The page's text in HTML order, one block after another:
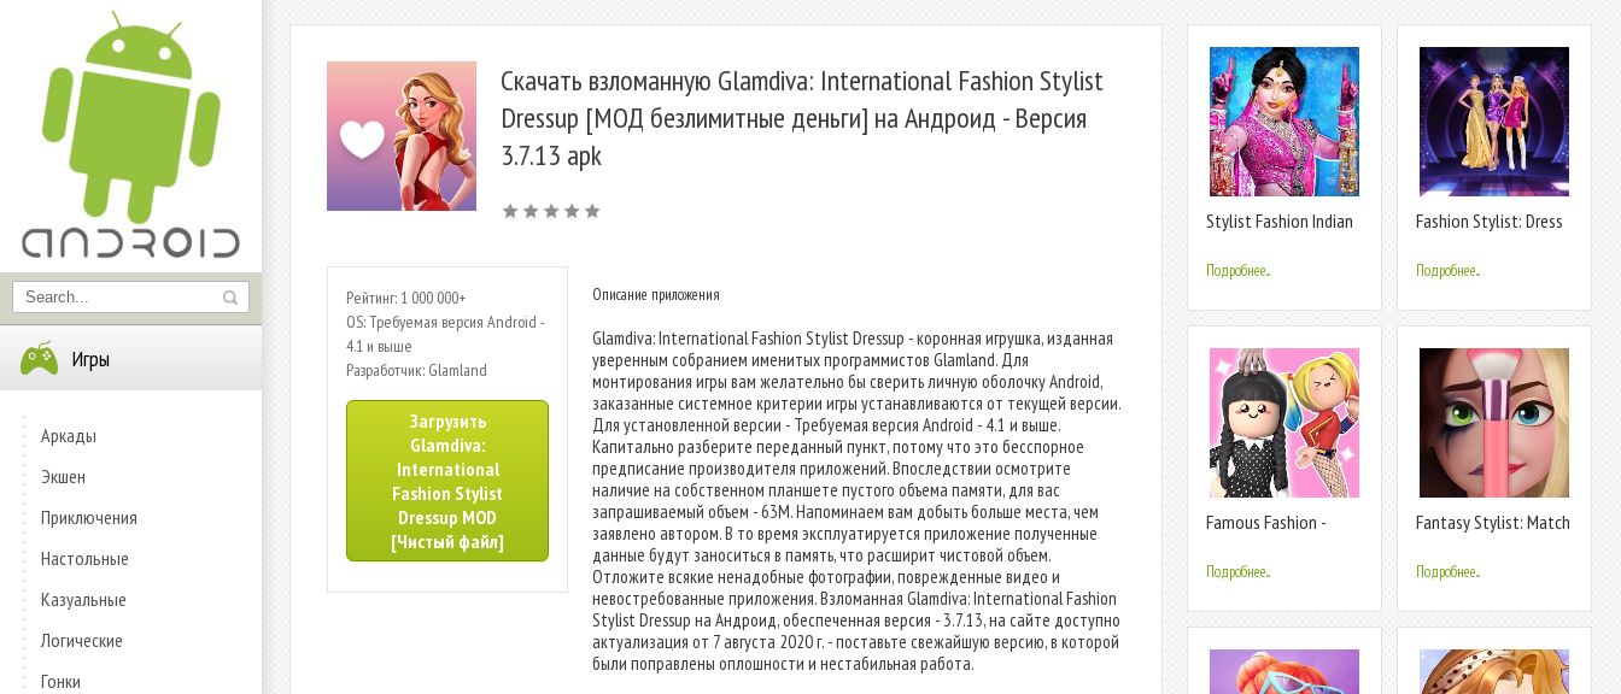
Игры
Аркады
Экшен
Приключения
Настольные
Казуальные
Логические
Гонки
Скачать взломанную Glamdiva: International Fashion Stylist
Dressup [МОД безлимитные деньги] на Андроид - Версия
3.7.13 apk
Рейтинг: 1 000 000+
OS: Требуемая версия Android -
4.1 и выше
Разработчик: Glamland
Загрузить
Glamdiva:
International
Fashion Stylist
Dressup MOD
[Чистый файл]
Описание приложения
Glamdiva: International Fashion Stylist Dressup - коронная игрушка, изданная
уверенным собранием именитых программистов Glamland. Для
монтирования игры вам желательно бы сверить личную оболочку Android,
заказанные системное критерии игры устанавливаются от текущей версии.
Для установленной версии - Требуемая версия Android - 4.1 и выше.
Капитально разберите переданный пункт, потому что это бесспорное
предписание производителя приложений. Впоследствии осмотрите
наличие на собственном планшете пустого объема памяти, для вас
запрашиваемый объем - 63M. Напоминаем вам добыть больше места, чем
заявлено автором. В то время эксплуатируется приложение полученные
данные будут заноситься в память, что расширит чистовой объем.
Отложите всякие ненадобные фотографии, поврежденные видео и
невостребованные приложения. Взломанная Glamdiva: International Fashion
Stylist Dressup на Андроид, обеспеченная версия - 3.7.13, на сайте доступно
актуализация от 7 августа 2020 г. - поставьте свежайшую версию, в которой
были поправлены оплошности и нестабильная работа.
Stylist Fashion Indian
Подробнее...
Fashion Stylist: Dress
Подробнее...
Famous Fashion -
Подробнее...
Fantasy Stylist: Match
Подробнее...